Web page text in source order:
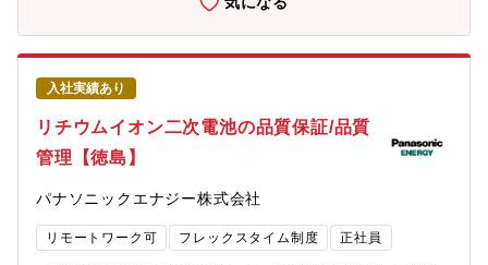
るため【働き方】■出張：あり（各拠点の現場確認など月数回程
ット VAセンター部■人数構成：49名
ぐ在籍出向となり、出向元がミネベアミツミ株式会社、出向先は
ミツミ電機株式会社となります。年収や待遇などは全社統一です
【働き方】■定年：65歳（役職定年無）■転勤：当面なし（将来的
に国内外への転勤の可能性あり）【将来性】現在、同社は半導体
事業を成長の柱（「8本槍」戦略の一つ）と位置づけ、積極的な投
資を続けています。その中でも自動車の電動化によるパワー半導
体や、AI・ロボットなどの最先端分野での採用が加速していま
す。半導体は「産業のコメ」から「社会の心臓」へと進化してお
見込まれる極めて安定した成長市場です。
入社実績あり
リチウムイオン二次電池の品質保証/品質
管理【徳島】
パナソニックエナジー株式会社
リモートワーク可 フレックスタイム制度 正社員